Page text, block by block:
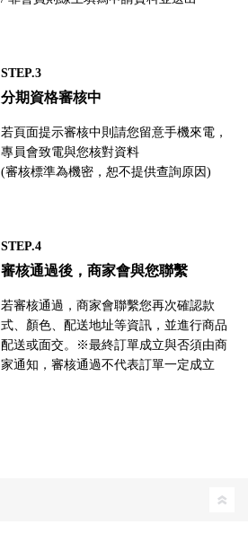
STEP.3
分期資格審核中
若頁面提示審核中則請您留意手機來電，
專員會致電與您核對資料
(審核標準為機密，恕不提供查詢原因)
STEP.4
審核通過後，商家會與您聯繫
若審核通過，商家會聯繫您再次確認款
式、顏色、配送地址等資訊，並進行商品
配送或面交。※最終訂單成立與否須由商
家通知，審核通過不代表訂單一定成立